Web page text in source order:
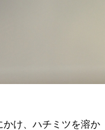
かけ、ハチミツを溶か